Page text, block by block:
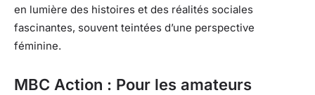
en lumière des histoires et des réalités sociales
fascinantes, souvent teintées d’une perspective
féminine.
MBC Action : Pour les amateurs